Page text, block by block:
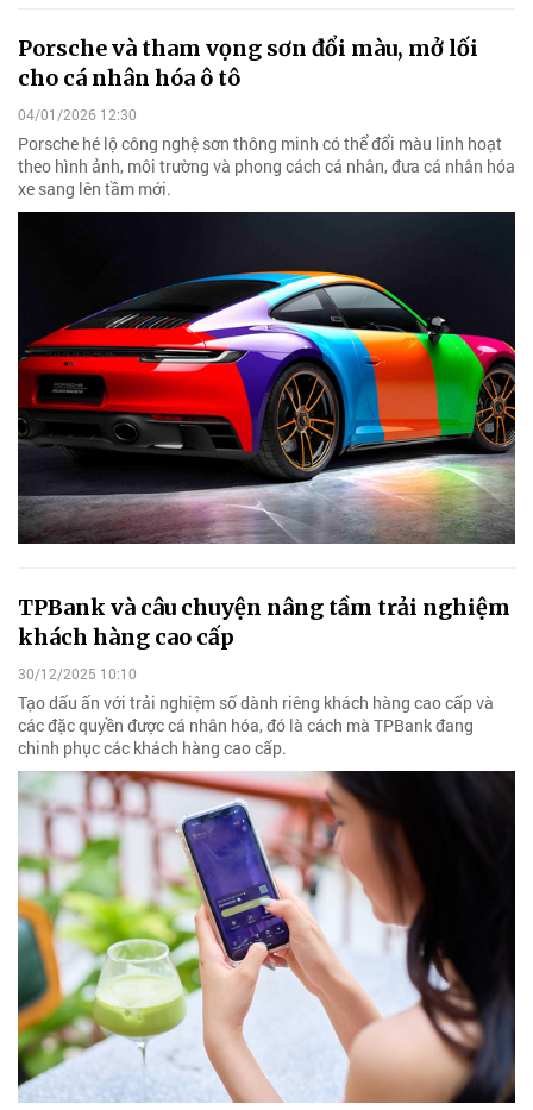
Porsche và tham vọng sơn đổi màu, mở lối
cho cá nhân hóa ô tô
04/01/2026 12:30
Porsche hé lộ công nghệ sơn thông minh có thể đổi màu linh hoạt
theo hình ảnh, môi trường và phong cách cá nhân, đưa cá nhân hóa
xe sang lên tầm mới.
TPBank và câu chuyện nâng tầm trải nghiệm
khách hàng cao cấp
30/12/2025 10:10
Tạo dấu ấn với trải nghiệm số dành riêng khách hàng cao cấp và
các đặc quyền được cá nhân hóa, đó là cách mà TPBank đang
chinh phục các khách hàng cao cấp.